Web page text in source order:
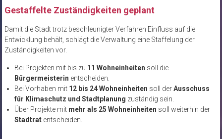
Gestaffelte Zuständigkeiten geplant
Damit die Stadt trotz beschleunigter Verfahren Einfluss auf die
Entwicklung behält, schlägt die Verwaltung eine Staffelung der
Zuständigkeiten vor.
Bei Projekten mit bis zu 11 Wohneinheiten soll die
Bürgermeisterin entscheiden.
Bei Vorhaben mit 12 bis 24 Wohneinheiten soll derAusschuss
für Klimaschutz und Stadtplanung zuständig sein.
Über Projekte mit mehr als 25 Wohneinheiten soll weiterhin der
Stadtratentscheiden.